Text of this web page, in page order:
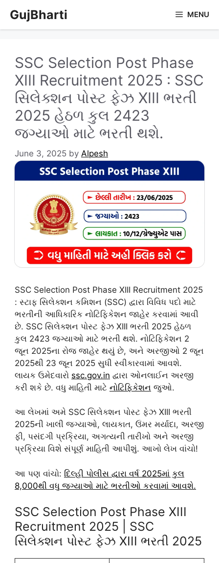
content
GujBharti MENU
SSC Selection Post Phase
XIII Recruitment 2025 : SSC
સિલેક્શન પોસ્ટ ફેઝ XIII ભરતી
2025 હેઠળ કુલ 2423
જગ્યાઓ માટે ભરતી થશે.
June 3, 2025 by Alpesh
SSC Selection Post Phase XIII Recruitment 2025
: સ્ટાફ સિલેક્શન કમિશન (SSC) દ્વારા વિવિધ પદો માટે
ભરતીની આધિકારિક નોટિફિકેશન જાહેર કરવામાં આવી
છે. SSC સિલેક્શન પોસ્ટ ફેઝ XIII ભરતી 2025 હેઠળ
કુલ 2423 જગ્યાઓ માટે ભરતી થશે. નોટિફિકેશન 2
જૂન 2025ના રોજ જાહેર થયું છે, અને અરજીઓ 2 જૂન
2025થી 23 જૂન 2025 સુધી સ્વીકારવામાં આવશે.
લાયક ઉમેદવારો ssc.gov.in દ્વારા ઓનલાઈન અરજી
કરી શકે છે. વધુ માહિતી માટે નોટિફિકેશન જુઓ.
આ લેખમાં અમે SSC સિલેક્શન પોસ્ટ ફેઝ XIII ભરતી
2025ની ખાલી જગ્યાઓ, લાયકાત, ઉંમર મર્યાદા, અરજી
ફી, પસંદગી પ્રક્રિયા, અગત્યની તારીખો અને અરજી
પ્રક્રિયા વિશે સંપૂર્ણ માહિતી આપીશું. આખો લેખ વાંચો!
આ પણ વાંચો: દિલ્હી પોલીસ દ્વારા વર્ષ 2025માં કુલ
8,000થી વધુ જગ્યાઓ માટે ભરતીઓ કરવામાં આવશે.
SSC Selection Post Phase XIII
Recruitment 2025 | SSC
સિલેક્શન પોસ્ટ ફેઝ XIII ભરતી 2025